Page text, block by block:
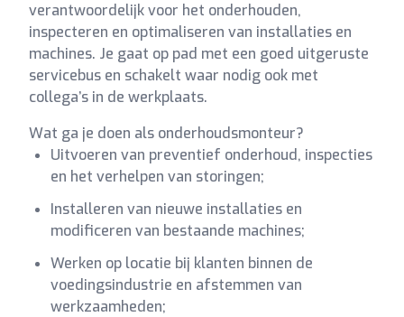
verantwoordelijk voor het onderhouden,
inspecteren en optimaliseren van installaties en
machines. Je gaat op pad met een goed uitgeruste
servicebus en schakelt waar nodig ook met
collega’s in de werkplaats.
Wat ga je doen als onderhoudsmonteur?
Uitvoeren van preventief onderhoud, inspecties
en het verhelpen van storingen;
Installeren van nieuwe installaties en
modificeren van bestaande machines;
Werken op locatie bij klanten binnen de
voedingsindustrie en afstemmen van
werkzaamheden;